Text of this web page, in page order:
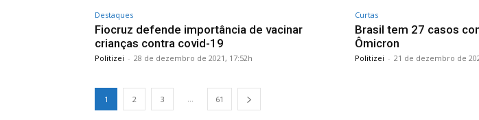
Destaques
Fiocruz defende importância de vacinar
crianças contra covid-19
Politizei - 28 de dezembro de 2021, 17:52h
Curtas
Brasil tem 27 casos
Ômicron
Politizei - 21 de dezembro de
1 2 3 61